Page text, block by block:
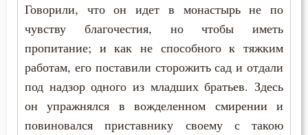
Говорили, что он идет в монастырь не по
чувству благочестия, но чтобы иметь
пропитание; и как не способного к тяжким
работам, его поставили сторожить сад и отдали
под надзор одного из младших братьев. Здесь
он упражнялся в вожделенном смирении и
повиновался приставнику своему с такою